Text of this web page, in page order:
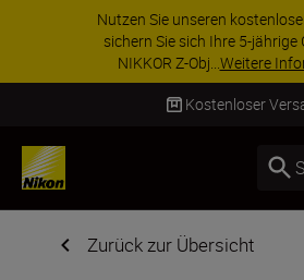
Nutzen Sie unseren
sichern Sie sich Ihre 5-
NIKKOR Z-Obj...Weitere
Kostenloser
Zurück zur Übersicht